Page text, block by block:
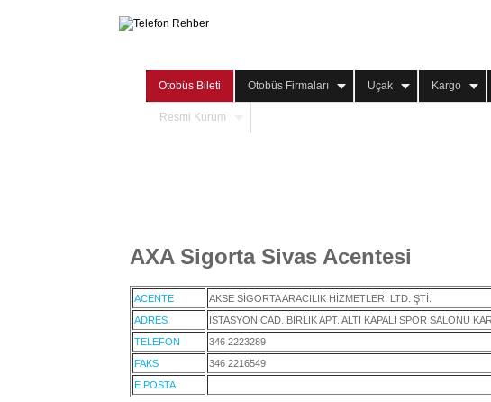
Otobüs Bileti Otobüs Firmaları Uçak Kargo
Resmi Kurum
AXA Sigorta Sivas Acentesi
ACENTE
AKSE SİGORTA ARACILIK HİZMETLERİ LTD. ŞTİ.
ADRES
İSTASYON CAD. BİRLİK APT. ALTI KAPALI SPOR SALONU
TELEFON
346 2223289
FAKS
346 2216549
E POSTA